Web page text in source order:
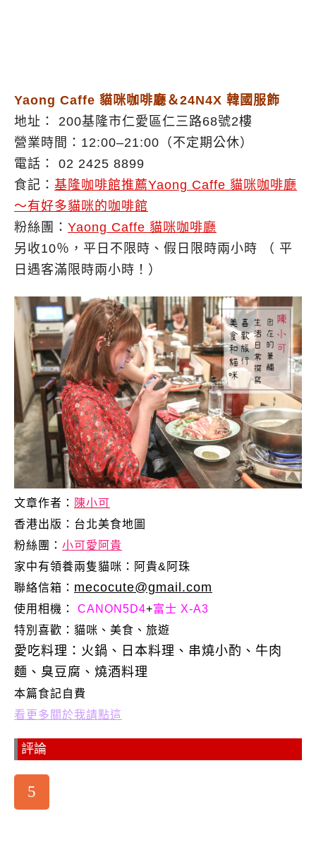
Yaong Caffe 貓咪咖啡廳＆24N4X 韓國服飾
地址： 200基隆市仁愛區仁三路68號2樓
營業時間：12:00–21:00（不定期公休）
電話： 02 2425 8899
食記： 基隆咖啡館推薦Yaong Caffe 貓咪咖啡廳
～有好多貓咪的咖啡館
粉絲團： Yaong Caffe 貓咪咖啡廳
另收10％，平日不限時、假日限時兩小時 （ 平
日遇客滿限時兩小時！）
文章作者： 陳小可
香港出版： 台北美食地圖
粉絲團： 小可愛阿貴
家中有領養兩隻貓咪：阿貴&阿珠
聯絡信箱： mecocute@gmail.com
使用相機： CANON5D4+富士 X-A3
特別喜歡： 貓咪、美食、旅遊
愛吃料理：火鍋、日本料理、串燒小酌、牛肉
麵、臭豆腐、燒酒料理
本篇食記自費
看更多關於我請點這
評論
5